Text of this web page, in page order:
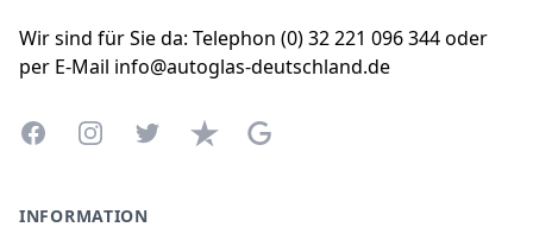
Wir sind für Sie da: Telephon (0) 32 221 096 344 oder
per E-Mail info@autoglas-deutschland.de
FacebookInstagramTwitterTrustpilotGoogle Business Profile
INFORMATION